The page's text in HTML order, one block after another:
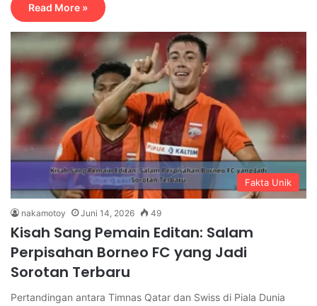
Read More »
Fakta Unik
nakamotoy Juni 14, 2026 49
Kisah Sang Pemain Editan: Salam
Perpisahan Borneo FC yang Jadi
Sorotan Terbaru
Pertandingan antara Timnas Qatar dan Swiss di Piala Dunia